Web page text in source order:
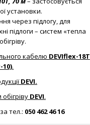
установки.
через підлогу, для
підлоги – систем «тепла
кабелю DEVIflex-18T
10).
DEVI.
DEVI.
тел.: 050 462 46 16